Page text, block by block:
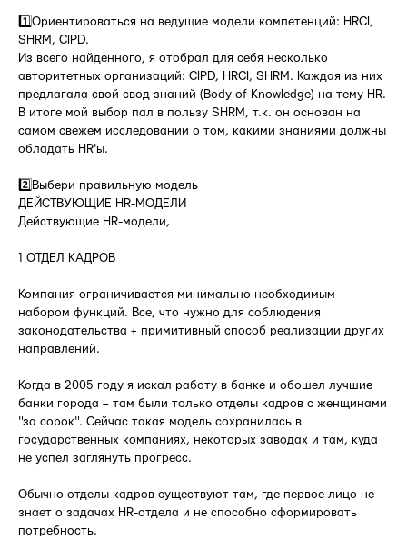
1️⃣Ориентироваться на ведущие модели компетенций: HRCI,
SHRM, CIPD.
Из всего найденного, я отобрал для себя несколько
авторитетных организаций: CIPD, HRCI, SHRM. Каждая из них
предлагала свой свод знаний (Body of Knowledge) на тему HR.
В итоге мой выбор пал в пользу SHRM, т.к. он основан на
самом свежем исследовании о том, какими знаниями должны
обладать HR'ы.
2️⃣Выбери правильную модель
ДЕЙСТВУЮЩИЕ HR-МОДЕЛИ
Действующие HR-модели,
1 ОТДЕЛ КАДРОВ
Компания ограничивается минимально необходимым
набором функций. Все, что нужно для соблюдения
законодательства + примитивный способ реализации других
направлений.
Когда в 2005 году я искал работу в банке и обошел лучшие
банки города – там были только отделы кадров с женщинами
"за сорок". Сейчас такая модель сохранилась в
государственных компаниях, некоторых заводах и там, куда
не успел заглянуть прогресс.
Обычно отделы кадров существуют там, где первое лицо не
знает о задачах HR-отдела и не способно сформировать
потребность.